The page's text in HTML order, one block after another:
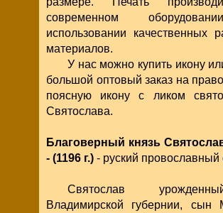
современном
использовании качественных
материалов.
У нас можно купить икону
большой оптовый заказ на
поясную икону с ликом
Святослава.
Благоверный князь
- (1196 г.) - руский провославный
Святослав
Владимирской губернии, сын